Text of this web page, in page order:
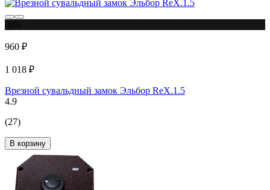
960 ₽
1 018 ₽
Врезной сувальдный замок Эльбор RеХ.1.5
4.9
(27)
В корзину